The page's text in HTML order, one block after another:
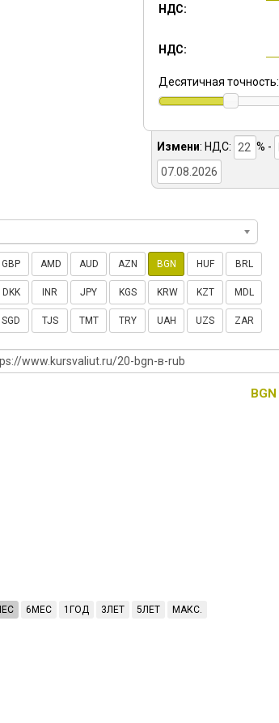
НДС:
НДС:
Десятичная точность:
Измени: НДС: % -
GBP AMD AUD AZN BGN HUF BRL
DKK INR JPY KGS KRW KZT MDL
SGD TJS TMT TRY UAH UZS ZAR
BGN
6МЕС 1ГОД 3ЛЕТ 5ЛЕТ МАКС.